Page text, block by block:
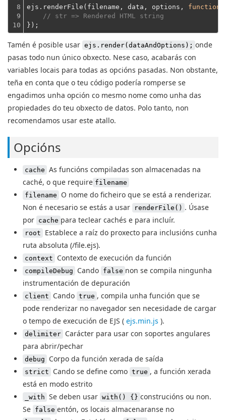
8
9
10
ejs.renderFile(filename, data, options, function
// str => Rendered HTML string
});
Tamén é posible usar ejs.render(dataAndOptions); onde
pasas todo nun único obxecto. Nese caso, acabarás con
variables locais para todas as opcións pasadas. Non obstante,
teña en conta que o teu código podería romperse se
engadimos unha opción co mesmo nome como unha das
propiedades do teu obxecto de datos. Polo tanto, non
recomendamos usar este atallo.
Opcións
cache As funcións compiladas son almacenadas na
caché, o que require filename
filename
O nome do ficheiro que se está a renderizar.
Non é necesario se estás a usar
renderFile() . Úsase
por cache para teclear cachés e para incluír.
root
Establece a raíz do proxecto para inclusións cunha
ruta absoluta (/file.ejs).
context Contexto de execución da función
compileDebug Cando false non se compila ningunha
instrumentación de depuración
client Cando true , compila unha función que se
pode renderizar no navegador sen necesidade de cargar
o tempo de execución de EJS ( ejs.min.js ).
delimiter Carácter para usar con soportes angulares
para abrir/pechar
debug Corpo da función xerada de saída
strict Cando se define como true , a función xerada
está en modo estrito
_with Se deben usar with() {} construcións ou non.
Se false entón, os locais almacenaranse no